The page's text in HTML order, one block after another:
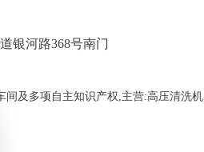
银河路368号南门
间及多项自主知识产权,主营:高压清洗